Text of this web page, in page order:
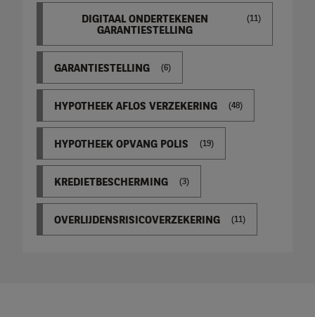
DIGITAAL ONDERTEKENEN
GARANTIESTELLING
(11)
GARANTIESTELLING (6)
HYPOTHEEK AFLOS VERZEKERING (48)
HYPOTHEEK OPVANG POLIS (19)
KREDIETBESCHERMING (3)
OVERLIJDENSRISICOVERZEKERING (11)